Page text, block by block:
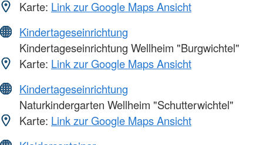
Karte: Link zur Google Maps Ansicht
Kindertageseinrichtung
Kindertageseinrichtung Wellheim "Burgwichtel"
Karte: Link zur Google Maps Ansicht
Kindertageseinrichtung
Naturkindergarten Wellheim "Schutterwichtel"
Karte: Link zur Google Maps Ansicht